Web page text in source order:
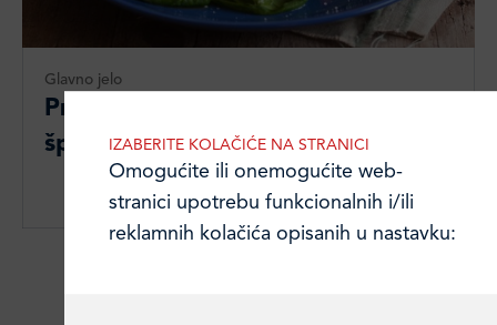
Glavno jelo
Pržena skuša s batatom i mladim
špinatomIZABERITE KOLAČIĆE NA STRANICI
Omogućite ili onemogućite web-
stranici upotrebu funkcionalnih i/ili
reklamnih kolačića opisanih u nastavku: